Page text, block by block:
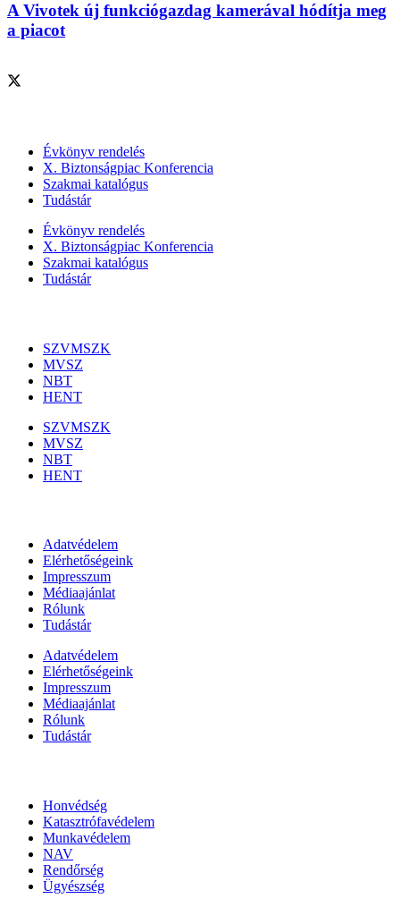
A Vivotek új funkciógazdag kamerával hódítja meg
a piacot
Évkönyv rendelés
X. Biztonságpiac Konferencia
Szakmai katalógus
Tudástár
Évkönyv rendelés
X. Biztonságpiac Konferencia
Szakmai katalógus
Tudástár
SZVMSZK
MVSZ
NBT
HENT
SZVMSZK
MVSZ
NBT
HENT
Adatvédelem
Elérhetőségeink
Impresszum
Médiaajánlat
Rólunk
Tudástár
Adatvédelem
Elérhetőségeink
Impresszum
Médiaajánlat
Rólunk
Tudástár
Honvédség
Katasztrófavédelem
Munkavédelem
NAV
Rendőrség
Ügyészség